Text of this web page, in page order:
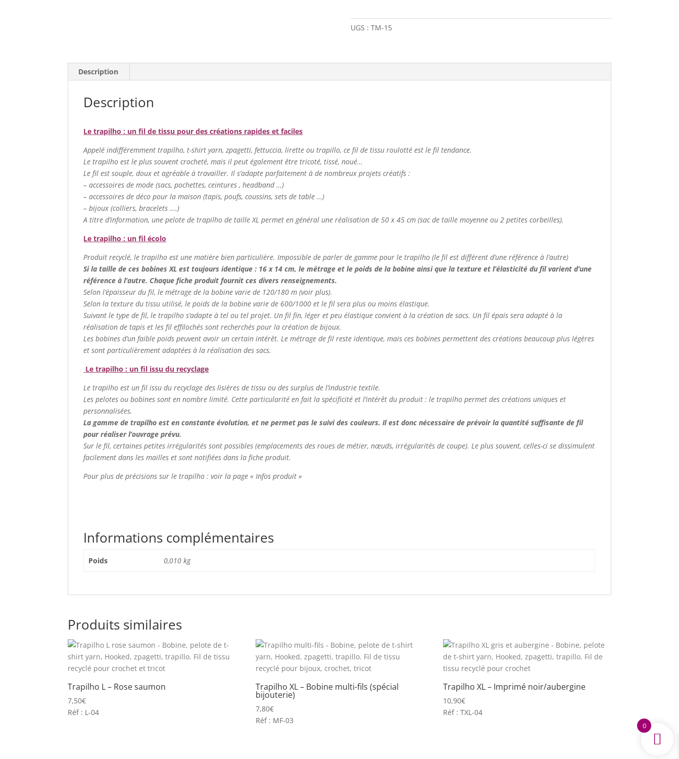
UGS : TM-15
Description
Description
Le trapilho : un fil de tissu pour des créations rapides et faciles
Appelé indifféremment trapilho, t-shirt yarn, zpagetti, fettuccia, lirette ou trapillo, ce fil de tissu roulotté est le fil tendance.
Le trapilho est le plus souvent crocheté, mais il peut également être tricoté, tissé, noué…
Le fil est souple, doux et agréable à travailler. Il s’adapte parfaitement à de nombreux projets créatifs :
– accessoires de mode (sacs, pochettes, ceintures , headband …)
– accessoires de déco pour la maison (tapis, poufs, coussins, sets de table …)
– bijoux (colliers, bracelets ….)
A titre d’information, une pelote de trapilho de taille XL permet en général une réalisation de 50 x 45 cm (sac de taille moyenne ou 2 petites corbeilles).
Le trapilho : un fil écolo
Produit recyclé, le trapilho est une matière bien particulière. Impossible de parler de gamme pour le trapilho (le fil est différent d’une référence à l’autre)
Si la taille de ces bobines XL est toujours identique : 16 x 14 cm, le métrage et le poids de la bobine ainsi que la texture et l’élasticité du fil varient d’une
référence à l’autre. Chaque fiche produit fournit ces divers renseignements.
Selon l’épaisseur du fil, le métrage de la bobine varie de 120/180 m (voir plus).
Selon la texture du tissu utilisé, le poids de la bobine varie de 600/1000 et le fil sera plus ou moins élastique.
Suivant le type de fil, le trapilho s’adapte à tel ou tel projet. Un fil fin, léger et peu élastique convient à la création de sacs. Un fil épais sera adapté à la
réalisation de tapis et les fil effilochés sont recherchés pour la création de bijoux.
Les bobines d’un faible poids peuvent avoir un certain intérêt. Le métrage de fil reste identique, mais ces bobines permettent des créations beaucoup plus légères
et sont particulièrement adaptées à la réalisation des sacs.
Le trapilho : un fil issu du recyclage
Le trapilho est un fil issu du recyclage des lisières de tissu ou des surplus de l’industrie textile.
Les pelotes ou bobines sont en nombre limité. Cette particularité en fait la spécificité et l’intérêt du produit : le trapilho permet des créations uniques et
personnalisées.
La gamme de trapilho est en constante évolution, et ne permet pas le suivi des couleurs. Il est donc nécessaire de prévoir la quantité suffisante de fil
pour réaliser l’ouvrage prévu.
Sur le fil, certaines petites irrégularités sont possibles (emplacements des roues de métier, nœuds, irrégularités de coupe). Le plus souvent, celles-ci se dissimulent
facilement dans les mailles et sont notifiées dans la fiche produit.
Pour plus de précisions sur le trapilho : voir la page « Infos produit »
Informations complémentaires
Poids 0,010 kg
Produits similaires
Trapilho L – Rose saumon
7,50€
Réf : L-04
Trapilho XL – Bobine multi-fils (spécial
bijouterie)
7,80€
Réf : MF-03
Trapilho XL – Imprimé noir/aubergine
10,90€
Réf : TXL-04
0